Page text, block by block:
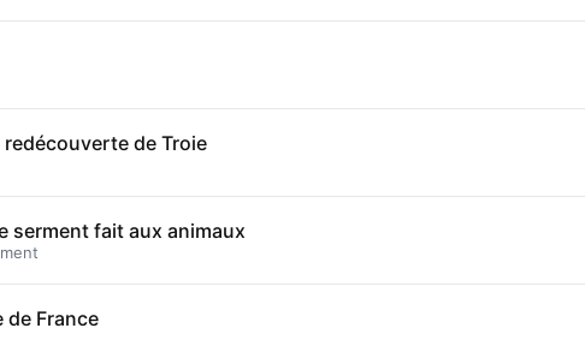
de Troie
serment fait aux animaux
de France